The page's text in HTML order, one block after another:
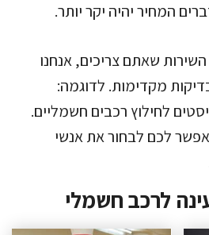
המחיר יהיה יקר יותר.
שאתם צריכים, אנחנו
מקדימות. לדוגמה:
לחילוץ רכבים חשמליים.
לכם לבחור את אנשי
לרכב חשמלי